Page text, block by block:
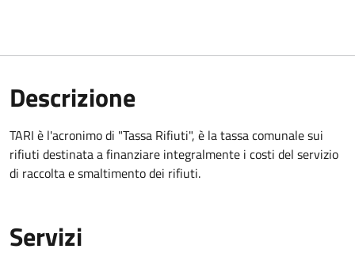
Descrizione
TARI è l'acronimo di "Tassa Rifiuti", è la tassa comunale sui
rifiuti destinata a finanziare integralmente i costi del servizio
di raccolta e smaltimento dei rifiuti.
Servizi